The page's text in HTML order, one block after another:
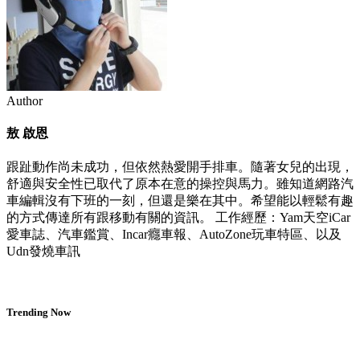
Author
敖 啟恩
跟趾動作尚未成功，但依然熱愛開手排車。隨著女兒的出現，
舒適與安全性已取代了原本在意的操控與馬力。雖知道網路汽
車編輯沒有下班的一刻，但還是樂在其中。希望能以輕鬆有趣
的方式傳達所有跟移動有關的資訊。 工作經歷：Yam天空iCar
愛車誌、汽車鑑賞、Incar癮車報、AutoZone玩車特區、以及
Udn發燒車訊
Trending Now